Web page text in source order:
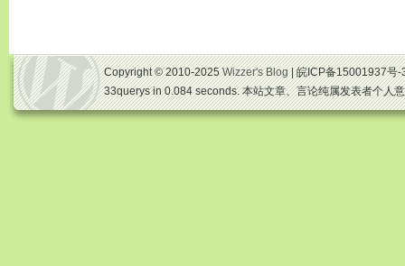
Copyright © 2010-2025Wizzer's Blog| 皖ICP备15001937号
33querys in 0.084 seconds. 本站文章、言论纯属发表者个人